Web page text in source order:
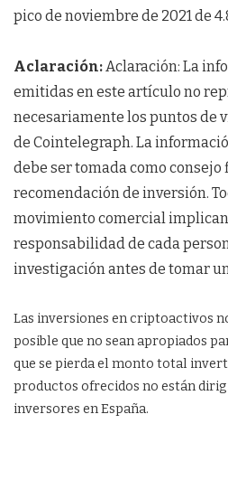
pico de noviembre de 2021 de
Aclaración:Aclaración: La
emitidas en este artículo no
necesariamente los puntos de
de Cointelegraph. La
debe ser tomada como consejo
recomendación de inversión.
movimiento comercial implican
responsabilidad de cada
investigación antes de tomar
Las inversiones en criptoactivos
posible que no sean apropiados
que se pierda el monto total
productos ofrecidos no están
inversores en España.